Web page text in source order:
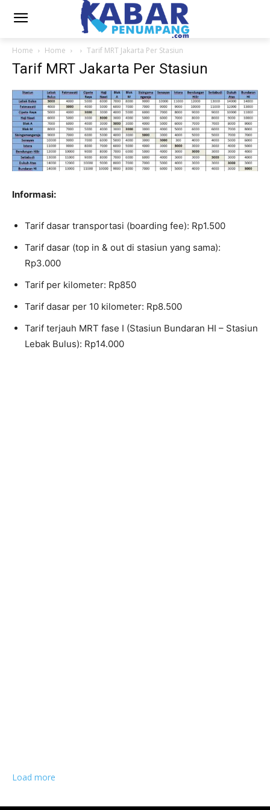
Home Home Tarif MRT Jakarta Per Stasiun
Tarif MRT Jakarta Per Stasiun
Informasi:
Tarif dasar transportasi (boarding fee): Rp1.500
Tarif dasar (top in & out di stasiun yang sama):
Rp3.000
Tarif per kilometer: Rp850
Tarif dasar per 10 kilometer: Rp8.500
Tarif terjauh MRT fase I (Stasiun Bundaran HI – Stasiun
Lebak Bulus): Rp14.000
Load more